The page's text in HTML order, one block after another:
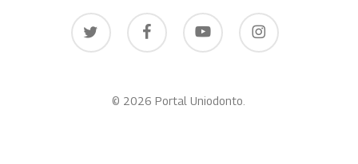
twitter facebook youtube instagram
© 2026 Portal Uniodonto.